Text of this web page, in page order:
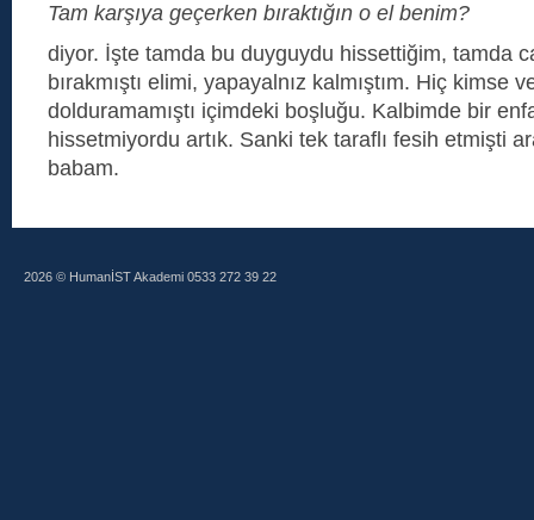
Tam karşıya geçerken bıraktığın o el benim?
diyor. İşte tamda bu duyguydu hissettiğim, tamda
bırakmıştı elimi, yapayalnız kalmıştım. Hiç kimse
dolduramamıştı içimdeki boşluğu. Kalbimde bir
hissetmiyordu artık. Sanki tek taraflı fesih etmişti
babam.
2026 © HumanİST Akademi 0533 272 39 22